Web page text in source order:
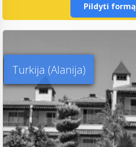
Pildyti formą
Turkija (Alanija)